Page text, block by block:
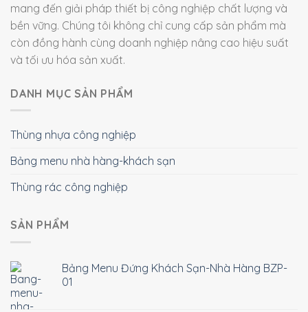
mang đến giải pháp thiết bị công nghiệp chất lượng và
bền vững. Chúng tôi không chỉ cung cấp sản phẩm mà
còn đồng hành cùng doanh nghiệp nâng cao hiệu suất
và tối ưu hóa sản xuất.
DANH MỤC SẢN PHẨM
Thùng nhựa công nghiệp
Bảng menu nhà hàng-khách sạn
Thùng rác công nghiệp
SẢN PHẨM
Bảng Menu Đứng Khách Sạn-Nhà Hàng BZP-
01